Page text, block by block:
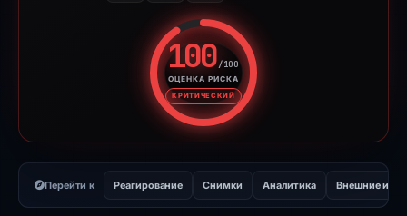
100/100
ОЦЕНКА РИСКА
КРИТИЧЕСКИЙ
Оценка риска: 100 из 100.
Перейти к Реагирование Снимки Аналитика Внешние